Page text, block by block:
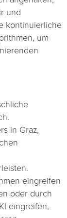
und
kontinuierliche
um
in Graz,
eingreifen
oder durch
eingreifen,